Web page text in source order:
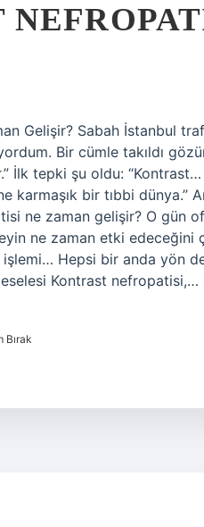
Gelişir? Sabah İstanbul
Bir cümle takıldı
İlk tepki şu oldu:
bir tıbbi dünya.”
ne zaman gelişir? O gün
ne zaman etki
işlemi… Hepsi bir anda yön
Kontrast nefropatisi,…
Bırak